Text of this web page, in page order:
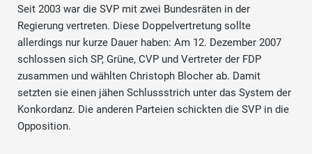
Seit 2003 war die SVP mit zwei Bundesräten in der
Regierung vertreten. Diese Doppelvertretung sollte
allerdings nur kurze Dauer haben: Am 12. Dezember 2007
schlossen sich SP, Grüne, CVP und Vertreter der FDP
zusammen und wählten Christoph Blocher ab. Damit
setzten sie einen jähen Schlussstrich unter das System der
Konkordanz. Die anderen Parteien schickten die SVP in die
Opposition.